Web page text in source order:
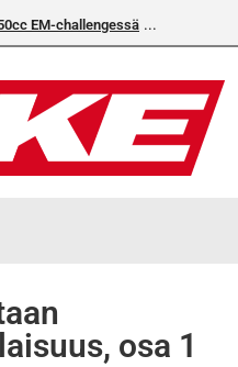
EM-challengessä
osa 1